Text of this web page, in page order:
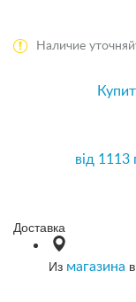
Наличие
від 1113
Доставка
Из магазина